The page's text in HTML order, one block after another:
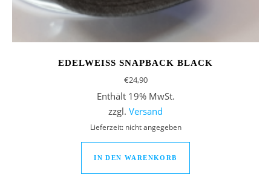
EDELWEISS SNAPBACK BLACK
€24,90
Enthält 19% MwSt.
zzgl. Versand
Lieferzeit: nicht angegeben
IN DEN WARENKORB